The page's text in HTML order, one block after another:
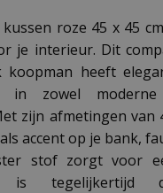
roze 45 x 45
je interieur. Dit
koopman heeft
in zowel moderne
zijn afmetingen van
accent op je bank,
stof zorgt voor
tegelijkertijd